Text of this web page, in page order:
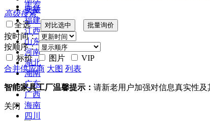
安徽
福建
江西
山东
河南
湖北
湖南
广东
广西
海南
四川
库存
高级搜索
全选
按时间：
按顺序：
标价
图片
VIP
合并供应商 大图 列表
智能家具工厂温馨提示： 请新老用户加强对信息真实性
关闭